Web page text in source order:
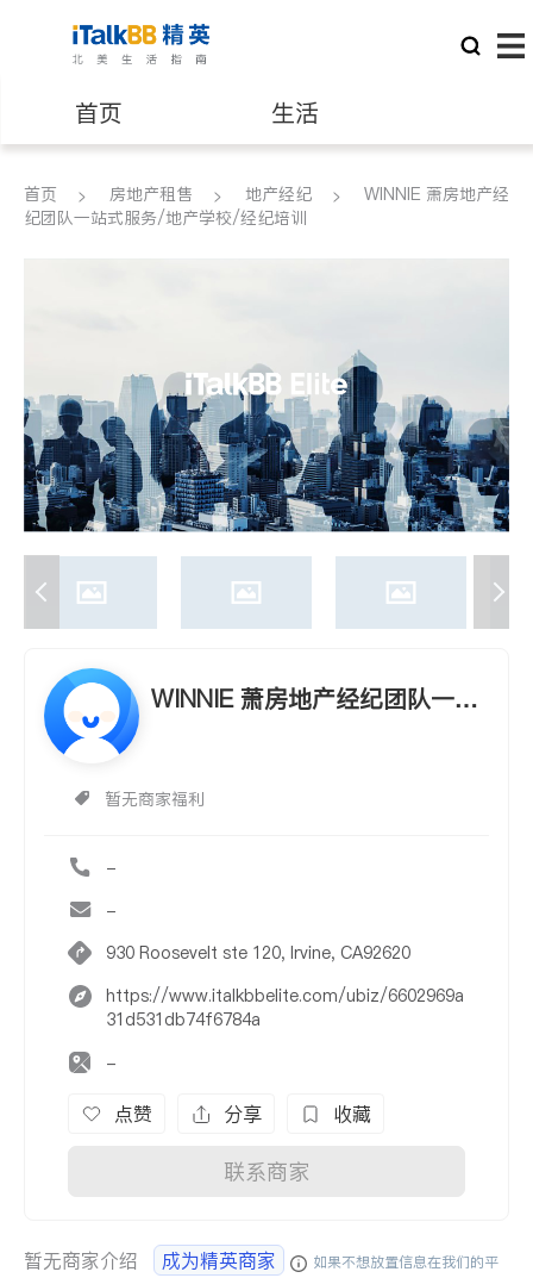
首页 生活
医生 律师
养老 非盈利组织
首页 房地产租售 地产经纪
WINNIE 萧房地产经
纪团队一站式服务/地产学校/经纪培训
WINNIE 萧房地产经纪团队一站
暂无商家福利
-
-
930 Roosevelt ste 120, Irvine, CA92620
https://www.italkbbelite.com/ubiz/6602969a
31d531db74f6784a
-
点赞 分享 收藏
联系商家
暂无商家介绍 成为精英商家
如果不想放置信息在我们的平